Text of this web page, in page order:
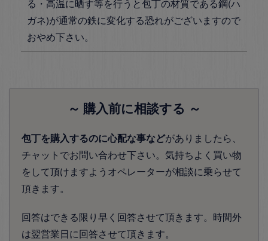
る・高温に晒す等を行うと包丁の材質である鋼(ハ
ガネ)が通常の鉄に変化する恐れがございますので
おやめ下さい。
～ 購入前に相談する ～
包丁を購入するのに心配な事などがありましたら、
チャットでお問い合わせ下さい。気持ちよく買い物
をして頂けますようオペレーターが相談に乗らせて
頂きます。
回答はできる限り早く回答させて頂きます。時間外
は翌営業日に回答させて頂きます。